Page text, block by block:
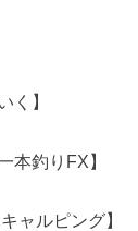
く】
本釣りFX】
ャルピング】